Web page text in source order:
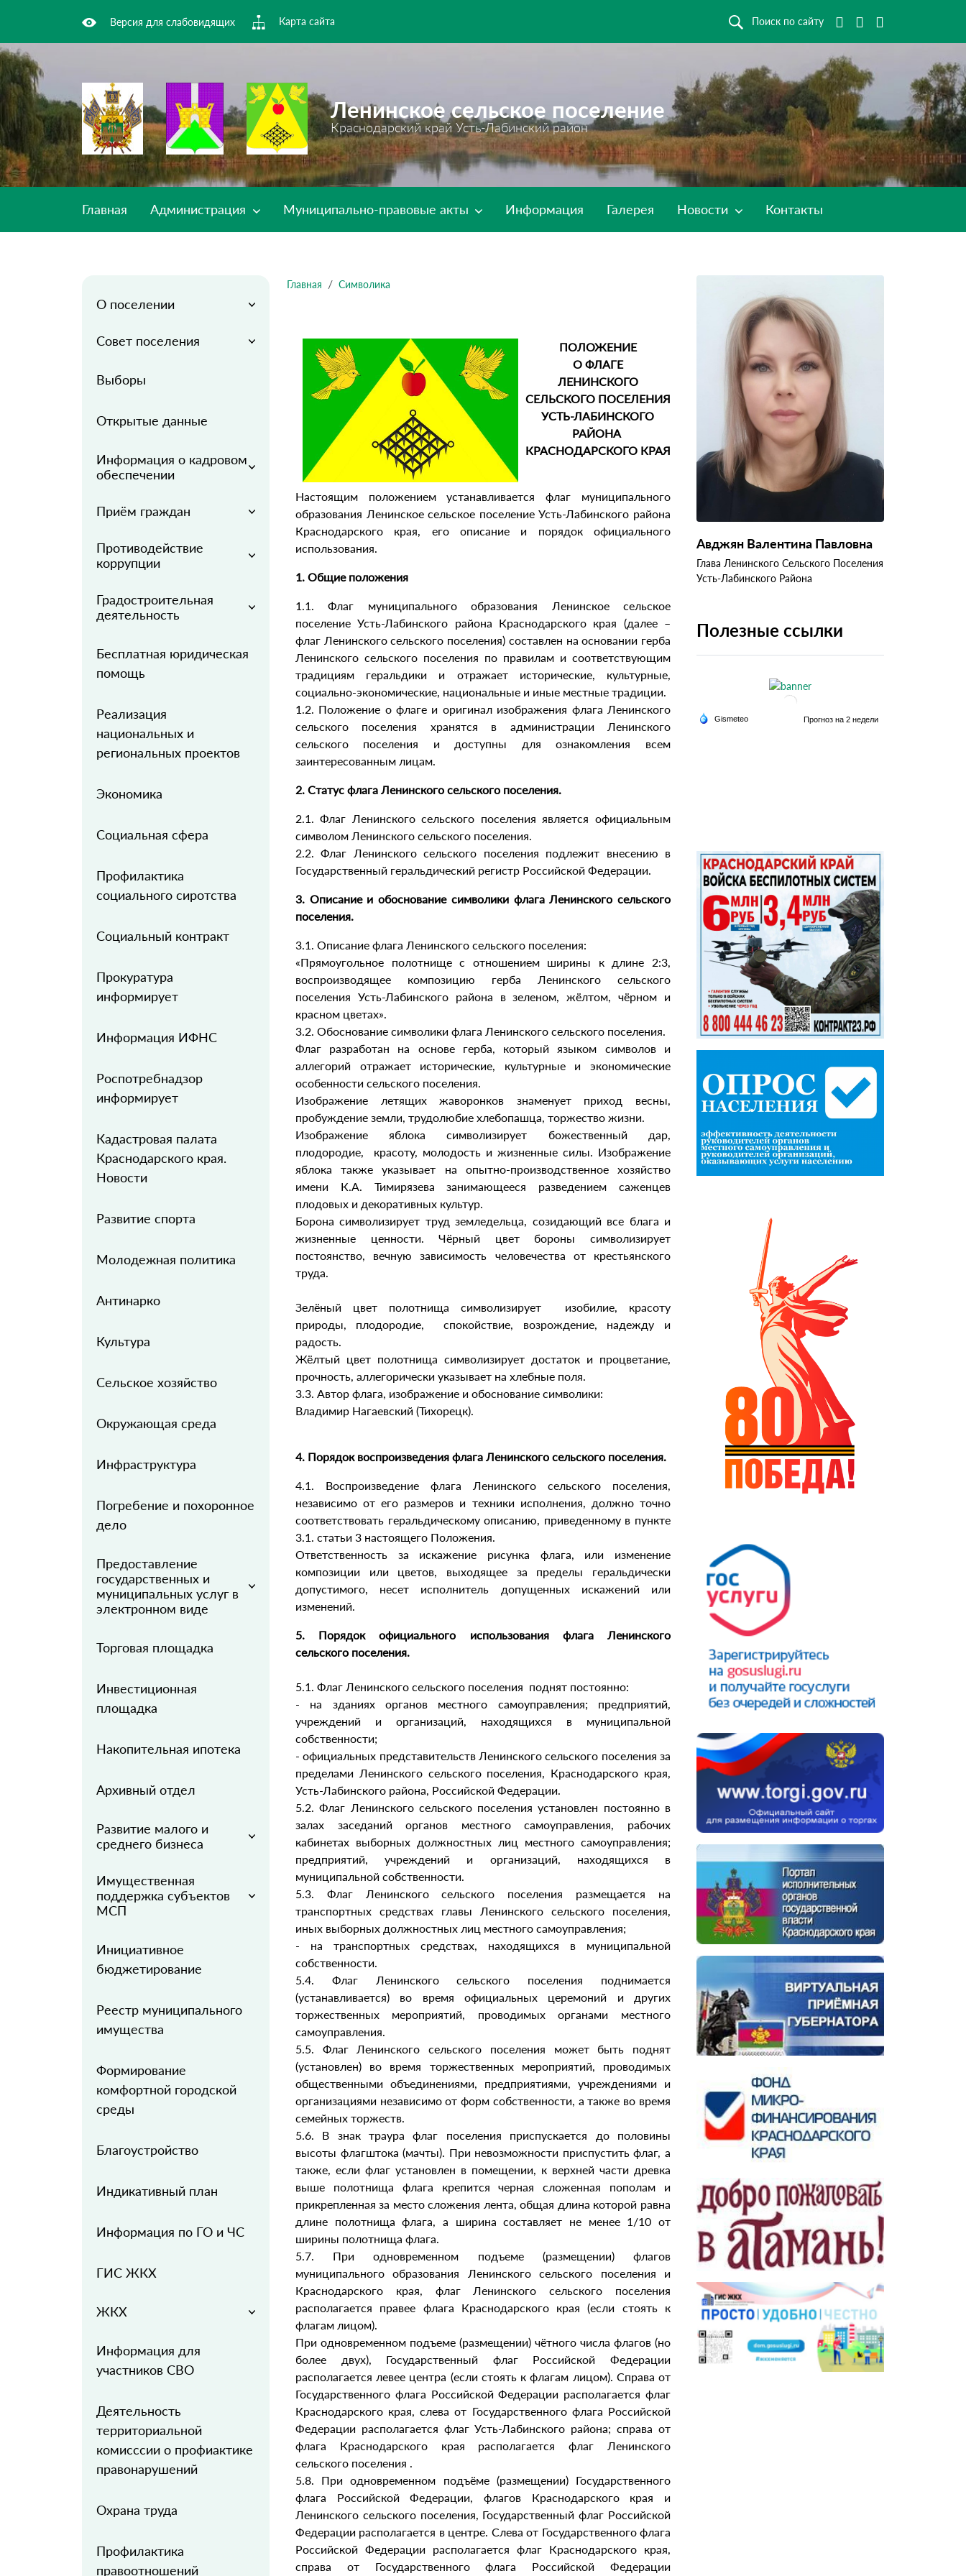
Версия для слабовидящих Карта сайта Поиск по сайту
Ленинское сельское поселение
Краснодарский край Усть-Лабинский район
Главная Администрация Муниципально-правовые акты Информация Галерея Новости Контакты
О поселении
Совет поселения
Выборы
Открытые данные
Информация о кадровом
обеспечении
Приём граждан
Противодействие
коррупции
Градостроительная
деятельность
Бесплатная юридическая
помощь
Реализация
национальных и
региональных проектов
Экономика
Социальная сфера
Профилактика
социального сиротства
Социальный контракт
Прокуратура
информирует
Информация ИФНС
Роспотребнадзор
информирует
Кадастровая палата
Краснодарского края.
Новости
Развитие спорта
Молодежная политика
Антинарко
Культура
Сельское хозяйство
Окружающая среда
Инфраструктура
Погребение и похоронное
дело
Предоставление
государственных и
муниципальных услуг в
электронном виде
Торговая площадка
Инвестиционная
площадка
Накопительная ипотека
Архивный отдел
Развитие малого и
среднего бизнеса
Имущественная
поддержка субъектов
МСП
Инициативное
бюджетирование
Реестр муниципального
имущества
Формирование
комфортной городской
среды
Благоустройство
Индикативный план
Информация по ГО и ЧС
ГИС ЖКХ
ЖКХ
Информация для
участников СВО
Деятельность
территориальной
комисссии о профиактике
правонарушений
Охрана труда
Профилактика
правоотношений
Главная Символика
ПОЛОЖЕНИЕ
О ФЛАГЕ
ЛЕНИНСКОГО
СЕЛЬСКОГО ПОСЕЛЕНИЯ
УСТЬ-ЛАБИНСКОГО
РАЙОНА
КРАСНОДАРСКОГО КРАЯ
Настоящим положением устанавливается флаг муниципального
образования Ленинское сельское поселение Усть-Лабинского района
Краснодарского края, его описание и порядок официального
использования.
1. Общие положения
1.1. Флаг муниципального образования Ленинское сельское
поселение Усть-Лабинского района Краснодарского края (далее –
флаг Ленинского сельского поселения) составлен на основании герба
Ленинского сельского поселения по правилам и соответствующим
традициям геральдики и отражает исторические, культурные,
социально-экономические, национальные и иные местные традиции.
1.2. Положение о флаге и оригинал изображения флага Ленинского
сельского поселения хранятся в администрации Ленинского
сельского поселения и доступны для ознакомления всем
заинтересованным лицам.
2. Статус флага Ленинского сельского поселения.
2.1. Флаг Ленинского сельского поселения является официальным
символом Ленинского сельского поселения.
2.2. Флаг Ленинского сельского поселения подлежит внесению в
Государственный геральдический регистр Российской Федерации.
3. Описание и обоснование символики флага Ленинского сельского
поселения.
3.1. Описание флага Ленинского сельского поселения:
«Прямоугольное полотнище с отношением ширины к длине 2:3,
воспроизводящее композицию герба Ленинского сельского
поселения Усть-Лабинского района в зеленом, жёлтом, чёрном и
красном цветах».
3.2. Обоснование символики флага Ленинского сельского поселения.
Флаг разработан на основе герба, который языком символов и
аллегорий отражает исторические, культурные и экономические
особенности сельского поселения.
Изображение летящих жаворонков знаменует приход весны,
пробуждение земли, трудолюбие хлебопашца, торжество жизни.
Изображение яблока символизирует божественный дар,
плодородие, красоту, молодость и жизненные силы. Изображение
яблока также указывает на опытно-производственное хозяйство
имени К.А. Тимирязева занимающееся разведением саженцев
плодовых и декоративных культур.
Борона символизирует труд земледельца, созидающий все блага и
жизненные ценности. Чёрный цвет бороны символизирует
постоянство, вечную зависимость человечества от крестьянского
труда.
Зелёный цвет полотнища символизирует изобилие, красоту
природы, плодородие, спокойствие, возрождение, надежду и
радость.
Жёлтый цвет полотнища символизирует достаток и процветание,
прочность, аллегорически указывает на хлебные поля.
3.3. Автор флага, изображение и обоснование символики:
Владимир Нагаевский (Тихорецк).
4. Порядок воспроизведения флага Ленинского сельского поселения.
4.1. Воспроизведение флага Ленинского сельского поселения,
независимо от его размеров и техники исполнения, должно точно
соответствовать геральдическому описанию, приведенному в пункте
3.1. статьи 3 настоящего Положения.
Ответственность за искажение рисунка флага, или изменение
композиции или цветов, выходящее за пределы геральдически
допустимого, несет исполнитель допущенных искажений или
изменений.
5. Порядок официального использования флага Ленинского
сельского поселения.
5.1. Флаг Ленинского сельского поселения поднят постоянно:
- на зданиях органов местного самоуправления; предприятий,
учреждений и организаций, находящихся в муниципальной
собственности;
- официальных представительств Ленинского сельского поселения за
пределами Ленинского сельского поселения, Краснодарского края,
Усть-Лабинского района, Российской Федерации.
5.2. Флаг Ленинского сельского поселения установлен постоянно в
залах заседаний органов местного самоуправления, рабочих
кабинетах выборных должностных лиц местного самоуправления;
предприятий, учреждений и организаций, находящихся в
муниципальной собственности.
5.3. Флаг Ленинского сельского поселения размещается на
транспортных средствах главы Ленинского сельского поселения,
иных выборных должностных лиц местного самоуправления;
- на транспортных средствах, находящихся в муниципальной
собственности.
5.4. Флаг Ленинского сельского поселения поднимается
(устанавливается) во время официальных церемоний и других
торжественных мероприятий, проводимых органами местного
самоуправления.
5.5. Флаг Ленинского сельского поселения может быть поднят
(установлен) во время торжественных мероприятий, проводимых
общественными объединениями, предприятиями, учреждениями и
организациями независимо от форм собственности, а также во время
семейных торжеств.
5.6. В знак траура флаг поселения приспускается до половины
высоты флагштока (мачты). При невозможности приспустить флаг, а
также, если флаг установлен в помещении, к верхней части древка
выше полотнища флага крепится черная сложенная пополам и
прикрепленная за место сложения лента, общая длина которой равна
длине полотнища флага, а ширина составляет не менее 1/10 от
ширины полотнища флага.
5.7. При одновременном подъеме (размещении) флагов
муниципального образования Ленинского сельского поселения и
Краснодарского края, флаг Ленинского сельского поселения
располагается правее флага Краснодарского края (если стоять к
флагам лицом).
При одновременном подъеме (размещении) чётного числа флагов (но
более двух), Государственный флаг Российской Федерации
располагается левее центра (если стоять к флагам лицом). Справа от
Государственного флага Российской Федерации располагается флаг
Краснодарского края, слева от Государственного флага Российской
Федерации располагается флаг Усть-Лабинского района; справа от
флага Краснодарского края располагается флаг Ленинского
сельского поселения .
5.8. При одновременном подъёме (размещении) Государственного
флага Российской Федерации, флагов Краснодарского края и
Ленинского сельского поселения, Государственный флаг Российской
Федерации располагается в центре. Слева от Государственного флага
Российской Федерации располагается флаг Краснодарского края,
справа от Государственного флага Российской Федерации
Авджян Валентина Павловна
Глава Ленинского Сельского Поселения
Усть-Лабинского Района
Полезные ссылки